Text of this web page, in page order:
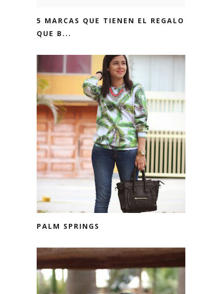
5 MARCAS QUE TIENEN EL REGALO
QUE B...
PALM SPRINGS